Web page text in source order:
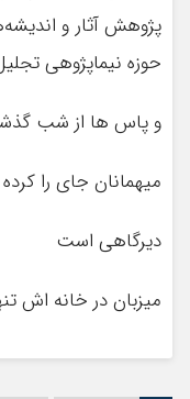
پژوهش آثار و
حوزه نیماپژوهی
و پاس ها از شب
میهمانان جای را
دیرگاهی است
میزبان در خانه اش